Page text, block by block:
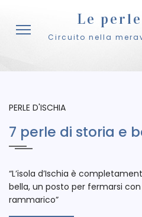
Le
Circuito nella
PERLE D'ISCHIA
7 perle di storia e
“L’isola d’Ischia è
bella, un posto per fermarsi
rammarico”